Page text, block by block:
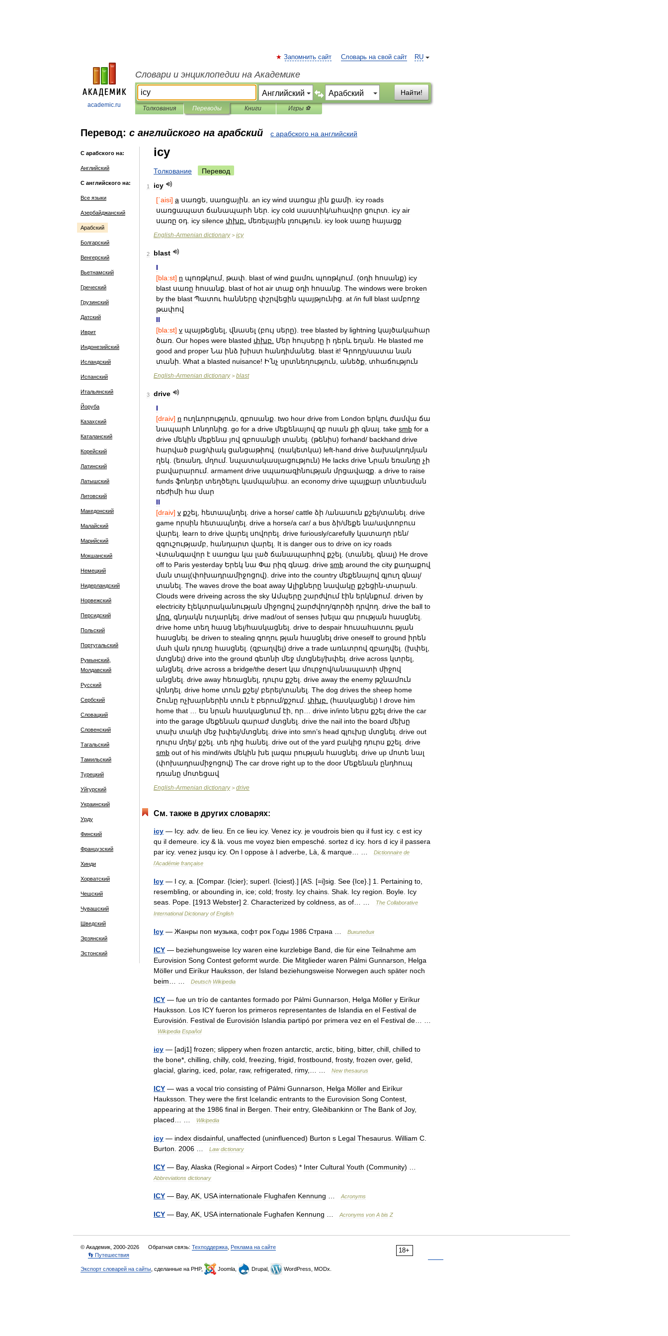
academic.ru
RU
Запомнить сайт Словарь на свой сайт
Словари и энциклопедии на Академике
Найти!
Толкования Переводы Книги Игры ⚽
Перевод: с английского на арабский с арабского на английский
С арабского на:
Английский
С английского на:
Все языки
Азербайджанский
Арабский
Болгарский
Венгерский
Вьетнамский
Греческий
Грузинский
Датский
Иврит
Индонезийский
Исландский
Испанский
Итальянский
Йоруба
Казахский
Каталанский
Корейский
Латинский
Латышский
Литовский
Македонский
Малайский
Марийский
Мокшанский
Немецкий
Нидерландский
Норвежский
Персидский
Польский
Португальский
Румынский,
Молдавский
Русский
Сербский
Словацкий
Словенский
Тагальский
Тамильский
Турецкий
Уйгурский
Украинский
Урду
Финский
Французский
Хинди
Хорватский
Чешский
Чувашский
Шведский
Эрзянский
Эстонский
icy
Толкование Перевод
1
icy
[΄aisi] a սառցե սառցային an icy wind սառցա յին քամի icy roads
սառցապատ ճանապարհ ներ icy cold սաստիկ/ահավոր ցուրտ icy air
սառը օդ icy silence փխբ մեռելային լռություն icy look սառը հայացք
English-Armenian dictionary> icy
2
blast
I
[bla:st] n պոռթկում թափ blast of wind քամու պոռթկում . (օդի հոսանք) icy
blast սառը հոսանք blast of hot air տաք օդի հոսանք The windows were broken
by the blast Պատու հանները փշրվեցին պայթյունից at /in full blast ամբողջ
թափով
II
[bla:st] v պայթեցնել վնասել (բույ սերը). tree blasted by lightning կայծակահար
ծառ Our hopes were blasted փխբ Մեր հույսերը ի դերև եղան He blasted me
good and proper Նա ինձ խիստ հանդիմանեց blast it! Գրողը/սատա նան
տանի What a blasted nuisance! Ի՛նչ սրտնեղություն անեծք տհաճություն
English-Armenian dictionary> blast
3
drive
I
[draiv] n ուղևորություն զբոսանք two hour drive from London երկու ժամվա ճա
նապարհ Լոնդոնից go for a drive մեքենայով զբ ոսան քի գնալ take smb for a
drive մեկին մեքենա յով զբոսանքի տանել . (թենիս) forhand/ backhand drive
հարված բաց/փակ ցանցաթիով . (ռակետկա) left-hand drive ձախակողմյան
ղեկ . (եռանդ մղում .նպատակասլացություն) He lacks drive Նրան եռանդը չի
բավարարում armament drive սպառազինության մրցավազք a drive to raise
funds ֆոնդեր տեղծելու կամպանիա an economy drive պայքար տնտեսման
ռեժիմի հա մար
II
[draiv] v քշել հետապնդել drive a horse/ cattle ձի /անասուն քշել/տանել drive
game որսին հետապնդել drive a horse/a car/ a bus ձի/մեքե նա/ավտոբուս
վարել
learn to drive վարել սովորել drive furiously/carefully կատաղո րեն/
զգուշությամբ
հանդարտ վարել It is danger ous to drive on icy roads
Վտանգավոր է սառցա կա լած ճանապարհով քշել . (տանել գնալ) He drove
off to Paris yesterday Երեկ նա Փա րիզ գնաց drive smb around the city քաղաքով
ման տալ(փոխադրամիջոցով). drive into the country մեքենայով գյուղ գնալ/
տանել The waves drove the boat away Ալիքները նավակը քշեցին-տարան
Clouds were driveing across the sky Ամպերը շարժվում էին երկնքում driven by
electricity էլեկտրականության միջոցով շարժվող/գործի դրվող drive the ball to
մրզ գնդակն ուղարկել drive mad/out of senses խելա գա րության հասցնել
drive home տեղ հասց նել/հասկացնել drive to despair հուսահատու թյան
հասցնել
be driven to stealing գողու թյան հասցնել drive oneself to ground իրեն
մահ վան դուռը հասցնել . (զբաղվել) drive a trade առևտրով զբաղվել . (խփել
մտցնել) drive into the ground գետնի մեջ մտցնել/խփել drive across կտրել
անցնել drive across a bridge/the desert կա մուրջով/անապատի միջով
անցնել drive away հեռացնել դուրս քշել drive away the enemy թշնամուն
վռնդել drive home տուն քշել/ բերել/տանել The dog drives the sheep home
Շունը ոչխարներին տուն է բերում/քշում փխբ (հասկացնել) I drove him
home that Ես նրան հասկացնում էի որ drive in/into ներս քշել drive the car
into the garage մեքենան գարաժ մտցնել drive the nail into the board մեխը
տախ տակի մեջ խփել/մտցնել drive into smn’s head գլուխը մտցնել drive out
դուրս մղել/ քշել տե ղից հանել drive out of the yard բակից դուրս քշել drive
smb out of his mind/wits մեկին խե լագա րության հասցնել drive up մոտե նալ
(փոխադրամիջոցով) The car drove right up to the door Մեքենան ընդհուպ
դռանը մոտեցավ
English-Armenian dictionary> drive
См. также в других словарях:
icy — Icy. adv. de lieu En ce lieu icy. Venez icy. je voudrois bien qu il fust icy. c est icy
qu il demeure icy & là vous me voyez bien empesché sortez d icy. hors d icy il passera
par icy. venez jusqu icy. On l oppose à l adverbe Là , & marque Dictionnaire de
l'Académie française
Icy — I cy, a . [Compar. {Icier}; superl . {Iciest}.] [AS . [=i]sig See {Ice}.] 1 Pertaining to
resembling or abounding in ice; cold; frosty. Icy chains Shak Icy region Boyle Icy
seas Pope . [1913 Webster] 2 Characterized by coldness as of The Collaborative
International Dictionary of English
Icy — Жанры поп музыка софт рок Годы 1986 Страна Википедия
ICY — beziehungsweise Icy waren eine kurzlebige Band die für eine Teilnahme am
Eurovision Song Contest geformt wurde Die Mitglieder waren Pálmi Gunnarson
Helga
Möller und Eiríkur Hauksson der Island beziehungsweise Norwegen auch später noch
beim
Deutsch Wikipedia
ICY — fue un trío de cantantes formado por Pálmi Gunnarson Helga Möller y Eiríkur
Hauksson
Los ICY fueron los primeros representantes de Islandia en el Festival de
Eurovisión
Festival de Eurovisión Islandia partipó por primera vez en el Festival de
Wikipedia Español
icy — [adj1] frozen; slippery when frozen antarctic arctic biting bitter, chill chilled to
the bone*, chilling chilly, cold freezing frigid frostbound frosty, frozen over, gelid
glacial glaring iced polar, raw, refrigerated rimy,… … New thesaurus
ICY — was a vocal trio consisting of Pálmi Gunnarson Helga Möller and Eiríkur
Hauksson They were the first Icelandic entrants to the Eurovision Song Contest
appearing at the 1986 final in Bergen Their entry, Gleðibankinn or The Bank of Joy,
placed
Wikipedia
icy — index disdainful unaffected (uninfluenced) Burton s Legal Thesaurus William C
Burton
2006 Law dictionary
ICY — Bay, Alaska (Regional »Airport Codes) * Inter Cultural Youth (Community) …
Abbreviations dictionary
ICY — Bay, AK USA internationale Flughafen Kennung Acronyms
ICY — Bay, AK USA internationale Fughafen Kennung Acronyms von A bis Z
18+
© Академик, 2000-2026 Обратная связь: Техподдержка Реклама на сайте
👣 Путешествия
Экспорт словарей на сайты , сделанные на PHP, Joomla, Drupal, WordPress, MODx.